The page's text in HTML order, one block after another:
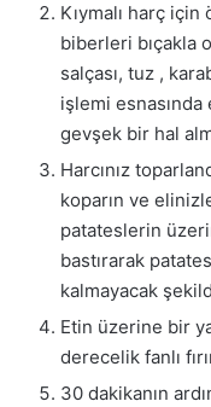
Kıymalı harç için
biberleri bıçakla
salçası, tuz ,
işlemi esnasında
gevşek bir hal
Harcınız
koparın ve
patateslerin
bastırarak
kalmayacak
Etin üzerine bir
derecelik fanlı
30 dakikanın